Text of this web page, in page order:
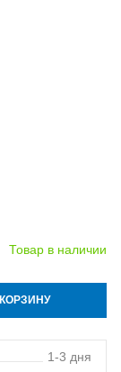
Товар в наличии
1-3 дня